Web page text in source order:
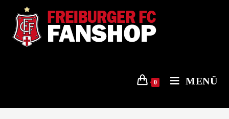
Inhalt
springen
0 MENÜ